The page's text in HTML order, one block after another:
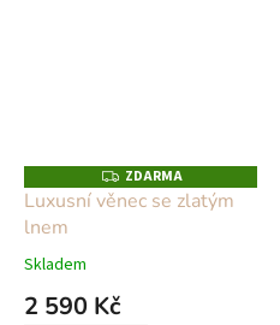
Z
D
A
ZDARMA
Luxusní věnec se zlatým
lnem
Skladem
2 590 Kč